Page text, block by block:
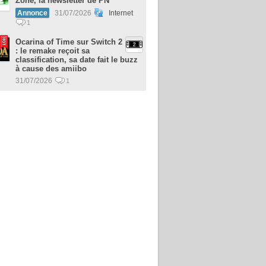
Annonce 31/07/2026 Internet
1
Ocarina of Time sur Switch 2
: le remake reçoit sa
classification, sa date fait le buzz
à cause des amiibo
31/07/2026 1